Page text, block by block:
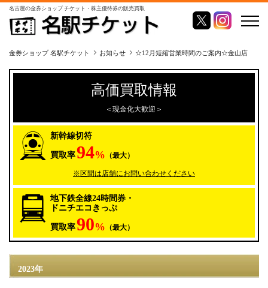
名古屋の金券ショップ チケット・株主優待券の販売買取
金券ショップ 名駅チケット お知らせ ☆12月短縮営業時間のご案内‪☆金山店
2023年
高価買取情報
＜現金化大歓迎＞
新幹線切符
買取率94% （最大）
※区間は店舗にお問い合わせください
地下鉄全線24時間券・
ドニチエコきっぷ
買取率90% （最大）